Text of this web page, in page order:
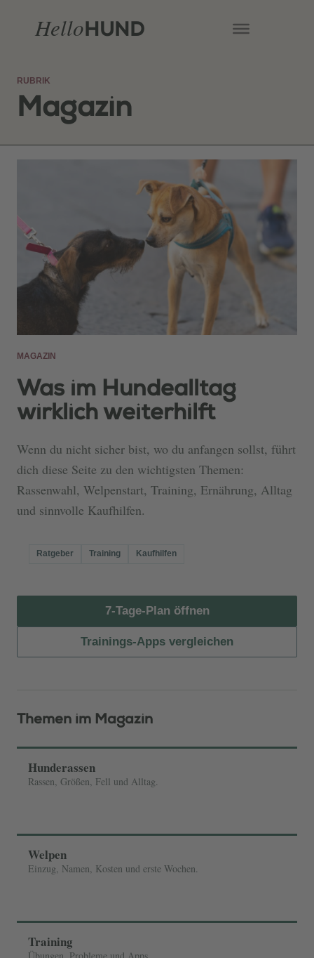
HelloHUND
RUBRIK
Magazin
MAGAZIN
Was im Hundealltag
wirklich weiterhilft
Wenn du nicht sicher bist, wo du anfangen sollst, führt
dich diese Seite zu den wichtigsten Themen:
Rassenwahl, Welpenstart, Training, Ernährung, Alltag
und sinnvolle Kaufhilfen.
Ratgeber Training Kaufhilfen
7-Tage-Plan öffnen
Trainings-Apps vergleichen
Themen im Magazin
Hunderassen
Rassen, Größen, Fell und Alltag.
Welpen
Einzug, Namen, Kosten und erste Wochen.
Training